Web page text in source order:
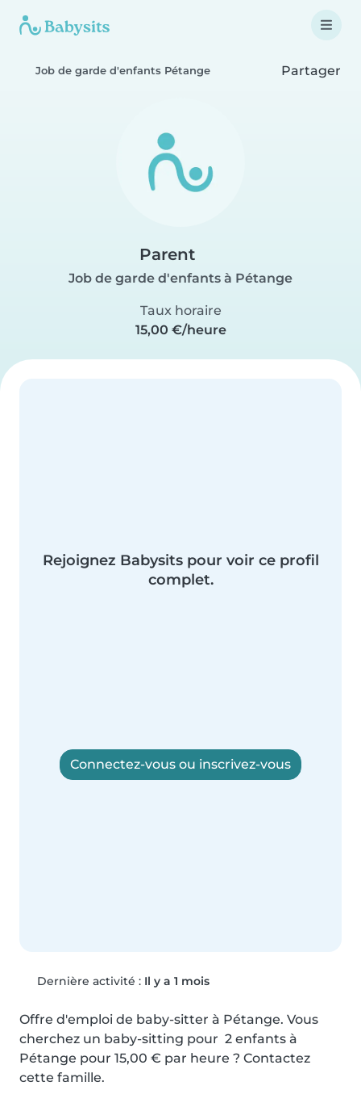
Job de garde d'enfants Pétange Partager
Parent
Job de garde d'enfants à Pétange
Taux horaire
15,00 €/heure
Rejoignez Babysits pour voir ce profil
complet.
Connectez-vous ou inscrivez-vous
Dernière activité : Il y a 1 mois
Offre d'emploi de baby-sitter à Pétange. Vous
cherchez un baby-sitting pour  2 enfants à
Pétange pour 15,00 € par heure ? Contactez
cette famille.